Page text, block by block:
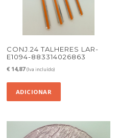
CONJ.24 TALHERES LAR-
E1094-883314026863
€ 14,87 (Iva incluído)
ADICIONAR